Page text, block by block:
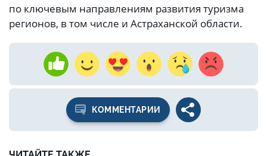
по ключевым направлениям развития туризма
регионов, в том числе и Астраханской области.
КОММЕНТАРИИ